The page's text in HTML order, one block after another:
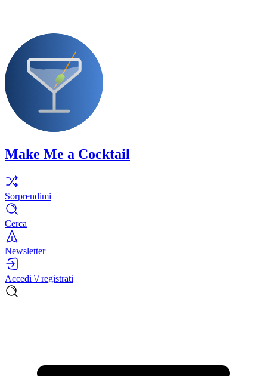
Make Me a Cocktail
Sorprendimi
Cerca
Newsletter
Accedi \/ registrati